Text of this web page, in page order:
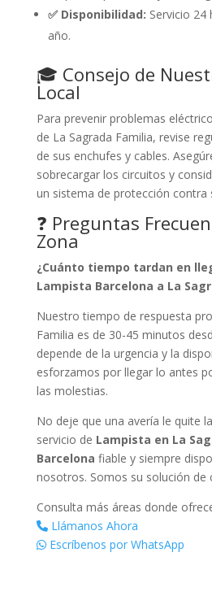
✅ Disponibilidad: Servicio 24
año.
🎓 Consejo de
Local
Para prevenir problemas
de La Sagrada Familia, revise
de sus enchufes y cables.
sobrecargar los circuitos y
un sistema de protección contra
❓ Preguntas
Zona
¿Cuánto tiempo tardan en
Lampista Barcelona a La
Nuestro tiempo de respuesta
Familia es de 30-45 minutos
depende de la urgencia y la
esforzamos por llegar lo antes
las molestias.
No deje que una avería le quite
servicio de Lampista en La
Barcelona fiable y siempre
nosotros. Somos su solución de
Consulta más áreas donde
Llámanos Ahora
Escríbenos por WhatsApp